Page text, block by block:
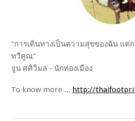
"การเดินทางเป็นความสุขของฉัน แต่
ทวีคูณ"
จูน ศศิวิมล - นักท่องเมือง
To know more ... http://